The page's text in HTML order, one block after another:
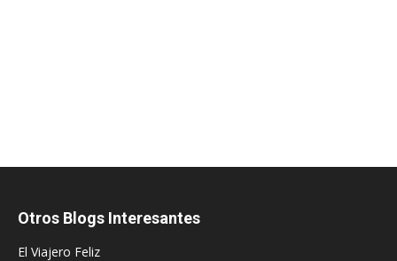
Otros Blogs Interesantes
El Viajero Feliz